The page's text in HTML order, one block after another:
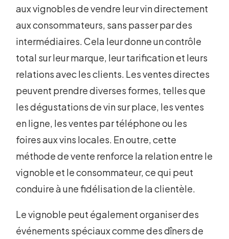
aux vignobles de vendre leur vin directement
aux consommateurs, sans passer par des
intermédiaires. Cela leur donne un contrôle
total sur leur marque, leur tarification et leurs
relations avec les clients. Les ventes directes
peuvent prendre diverses formes, telles que
les dégustations de vin sur place, les ventes
en ligne, les ventes par téléphone ou les
foires aux vins locales. En outre, cette
méthode de vente renforce la relation entre le
vignoble et le consommateur, ce qui peut
conduire à une fidélisation de la clientèle.
Le vignoble peut également organiser des
événements spéciaux comme des dîners de